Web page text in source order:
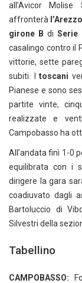
all’Avicor
affronterà l’Arezzo
girone B di Serie
casalingo contro il
vittorie, sette
subiti. Itoscani
Pianese e sono
partite vinte,
realizzate e
Campobasso ha
All’andata finì 1-0
equilibrata con i
dirigere la gara
coadiuvato dagli
Bartoluccio di
Silvestri della
Tabellino
CAMPOBASSO: